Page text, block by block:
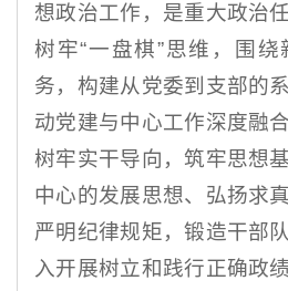
想政治工作，是重大政治
树牢“一盘棋”思维，围
务，构建从党委到支部的
动党建与中心工作深度融
树牢实干导向，筑牢思想
中心的发展思想、弘扬求
严明纪律规矩，锻造干部
入开展树立和践行正确政